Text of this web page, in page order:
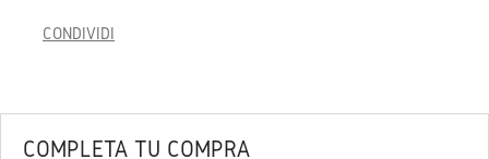
CONDIVIDI
COMPLETA TU COMPRA